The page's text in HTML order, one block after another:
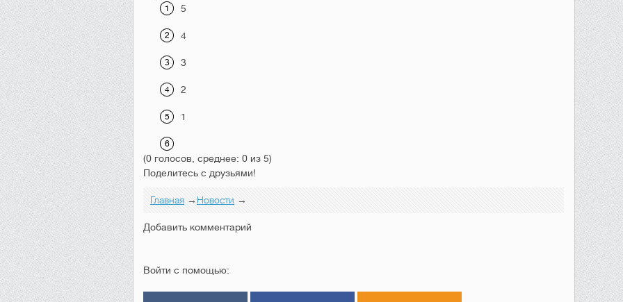
5
4
3
2
1
(0 голосов, среднее: 0 из 5)
Поделитесь с друзьями!
Главная →Новости →
Добавить комментарий
Войти с помощью: